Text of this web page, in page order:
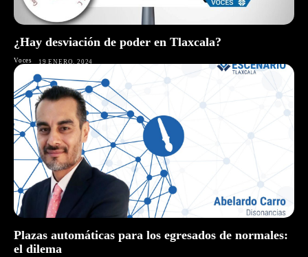
¿Hay desviación de poder en Tlaxcala?
Voces 19 ENERO, 2024
Plazas automáticas para los egresados de normales:
el dilema